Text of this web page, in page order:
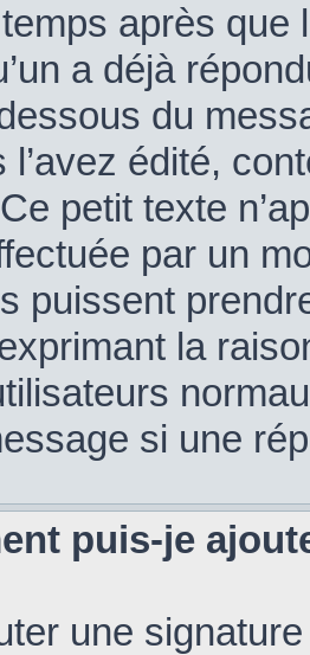
après que
a déjà
du
l’avez édité,
petit texte
par un
puissent
la
si une
puis-je
une